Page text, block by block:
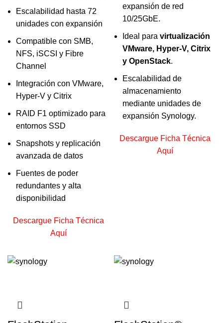
Escalabilidad hasta 72
unidades con expansión
Compatible con SMB,
NFS, iSCSI y Fibre
Channel
Integración con VMware,
Hyper-V y Citrix
RAID F1 optimizado para
entornos SSD
Snapshots y replicación
avanzada de datos
Fuentes de poder
redundantes y alta
disponibilidad
Descargue Ficha Técnica
Aquí
expansión de red
10/25GbE.
Ideal para virtualización
VMware, Hyper-V, Citrix
y OpenStack.
Escalabilidad de
almacenamiento
mediante unidades de
expansión Synology.
Descargue Ficha Técnica
Aquí